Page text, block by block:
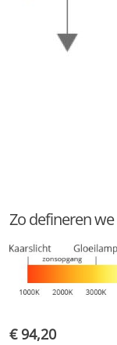
Zo defineren
€ 94,20